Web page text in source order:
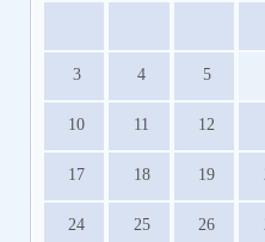
3 4 5
10 11 12
17 18 19
24 25 26